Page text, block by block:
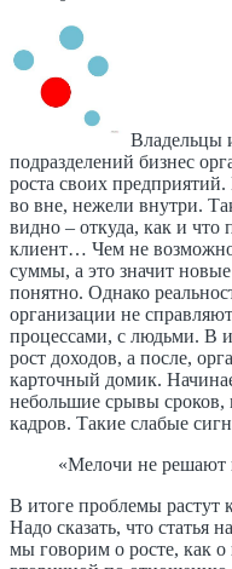
Владельцы
подразделений бизнес
роста своих
во вне, нежели внутри.
видно – откуда, как и
клиент… Чем не
суммы, а это значит
понятно. Однако
организации не
процессами, с людьми. В
рост доходов, а после,
карточный домик.
небольшие срывы сроков,
кадров. Такие слабые
«Мелочи не решают
В итоге проблемы растут
Надо сказать, что статья
мы говорим о росте, как о